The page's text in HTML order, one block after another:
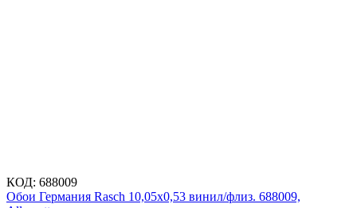
КОД: 688009
Обои Германия Rasch 10,05x0,53 винил/флиз. 688009,